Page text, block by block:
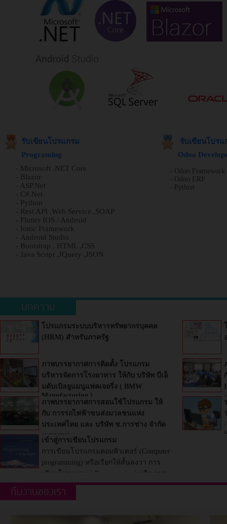
รับเขียนโปรแกรม
Programing
- Microsoft .NET Core
- Blazor
- ASP.Net
- C#.Net
- Python
- Rest API ,Web Service ,SOAP
- Flutter IOS / Android
- Ionic Framework
- Android Studio
- Bootstrap , HTML ,CSS
- Java Script ,JQuery ,JSON
รับเขียนโปรแ
Odoo
- Odoo Framework
- Odoo ERP
- Python
บทความ
โปรแกรมระบบบริหารทรัพยากรบุคคล
(HRM) สำหรับภาครัฐ
ภาพบรรยากาศการติดตั้ง โปรแกรม
บริหารจัดการโรงอาหาร ให้กับ บริษัท บีเอ็
มดับเบิลยูแมนูแฟคเจอริ่ง ( BMW
Manufacturing )
ภาพบรรยากาศการสอนใช้โปรแกรม ให้
กับ การรถไฟฟ้าขนส่งมวลชนแห่ง
ประเทศไทย และ บริษัท ช.การช่าง จํากัด
(มหาชน)
เข้าสู่การเขียนโปรแกรม
การเขียนโปรแกรมคอมพิวเตอร์ (Computer
programming) หรือเรียกให้สั้นลงว่า การ
เขียนโปรแกรม ( Programming) หรือ การ
เขียนโค้ด (Coding)
ทีมงานของเรา